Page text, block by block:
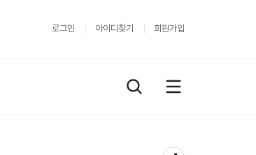
로그인 아이디찾기 회원가입